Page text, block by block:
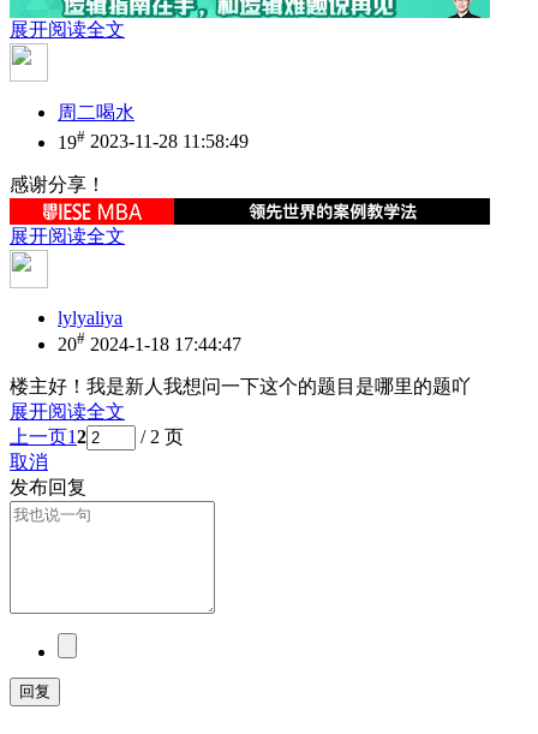
展开阅读全文
周二喝水
19# 2023-11-28 11:58:49
感谢分享！
展开阅读全文
lylyaliya
20# 2024-1-18 17:44:47
楼主好！我是新人我想问一下这个的题目是哪里的题吖
展开阅读全文
上一页12
/ 2 页
取消
发布回复
回复